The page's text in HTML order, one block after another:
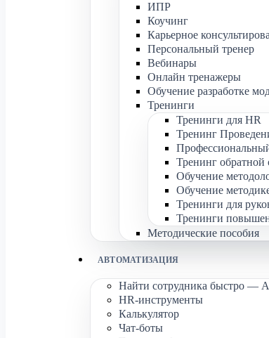
ИПР
Коучинг
Карьерное
Персональный тренер
Вебинары
Онлайн тренажеры
Обучение разработке
Тренинги
Тренинги для HR
Тренинг
Тренинг обратной
Обучение
Обучение
Тренинги для
Тренинги
Методические пособия
АВТОМАТИЗАЦИЯ
Найти сотрудника быстро —
HR-инструменты
Калькулятор
Чат-боты